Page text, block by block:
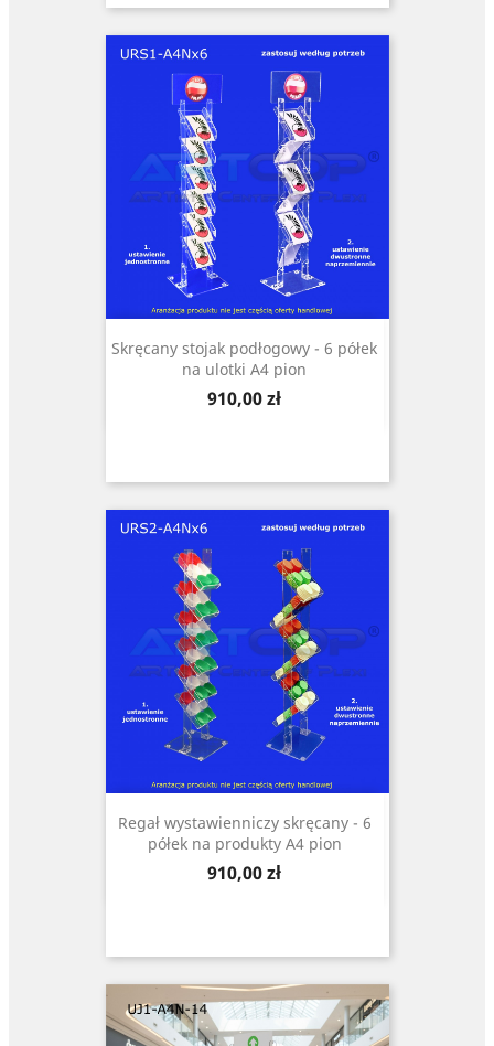
Skręcany stojak podłogowy - 6 półek
na ulotki A4 pion
Cena
910,00 zł
Regał wystawienniczy skręcany - 6
półek na produkty A4 pion
Cena
910,00 zł